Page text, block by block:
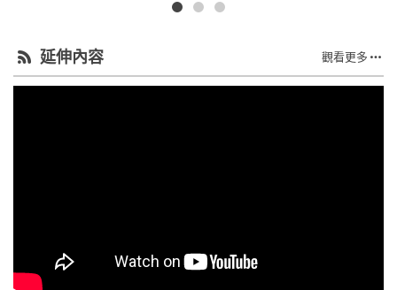
延伸內容 觀看更多